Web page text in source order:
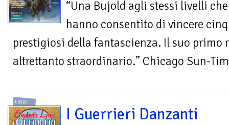
“Una Bujold agli stessi livelli
hanno consentito di vincere
prestigiosi della fantascienza. Il suo primo
altrettanto straordinario.” Chicago Sun-
LIBRI
I Guerrieri Danzanti